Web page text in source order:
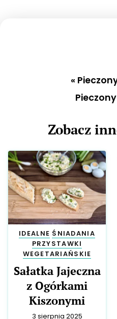
«
Zobacz
IDEALNE ŚNIADANIA
PRZYSTAWKI
WEGETARIAŃSKIE
Sałatka Jajeczna
z Ogórkami
Kiszonymi
3 sierpnia 2025